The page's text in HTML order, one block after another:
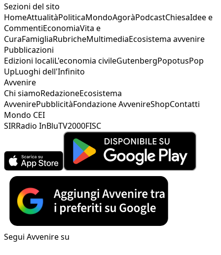
Sezioni del sito
HomeAttualitàPoliticaMondoAgoràPodcastChiesaIdee e
CommentiEconomiaVita e
CuraFamigliaRubricheMultimediaEcosistema avvenire
Pubblicazioni
Edizioni localiL'economia civileGutenbergPopotusPop
UpLuoghi dell'Infinito
Avvenire
Chi siamoRedazioneEcosistema
AvvenirePubblicitàFondazione AvvenireShopContatti
Mondo CEI
SIRRadio InBluTV2000FISC
Segui Avvenire su